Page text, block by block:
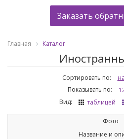
Заказать
Главная Каталог
Сортировать по:
Показывать по:
Вид:
таблицей
Фото
Название и